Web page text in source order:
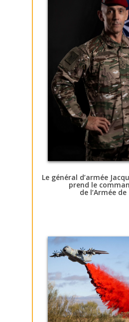
Le général d’armée
prend le
de l’Armée